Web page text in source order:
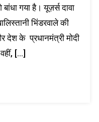
गया है। यूज़र्स दावा
भिंडरवाले की
देश के प्रधानमंत्री मोदी
[…]